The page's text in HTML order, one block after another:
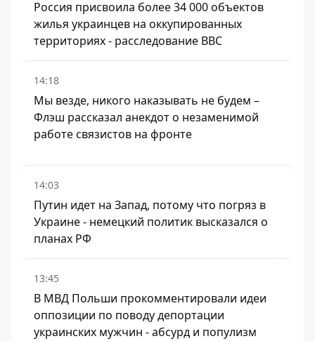
Россия присвоила более 34 000 объектов
жилья украинцев на оккупированных
территориях - расследование BBC
14:18
Мы везде, никого наказывать не будем –
Флэш рассказал анекдот о незаменимой
работе связистов на фронте
14:03
Путин идет на Запад, потому что погряз в
Украине - немецкий политик высказался о
планах РФ
13:45
В МВД Польши прокомментировали идеи
оппозиции по поводу депортации
украинских мужчин - абсурд и популизм